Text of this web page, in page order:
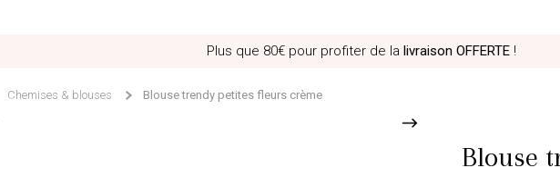
Plus que 80€ pour profiter de la livraison OFFERTE !
Chemises & blouses Blouse trendy petites fleurs crème
Blouse